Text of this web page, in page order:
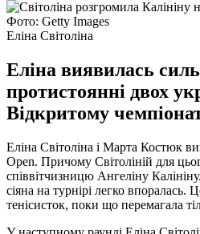
Фото: Getty Images
Еліна Світоліна
Еліна виявилась
протистоянні двох
Відкритому
Еліна Світоліна і Марта Костюк
Open. Причому Світоліній для
співвітчизницю Ангеліну
сіяна на турнірі легко впоралась.
тенісисток, поки що перемагала